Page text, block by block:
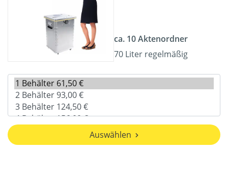
ca. 10 Aktenordner
70 Liter regelmäßig
Auswählen